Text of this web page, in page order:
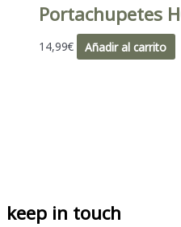
Portachupetes
14,99€ Añadir al carrito
keep in touch